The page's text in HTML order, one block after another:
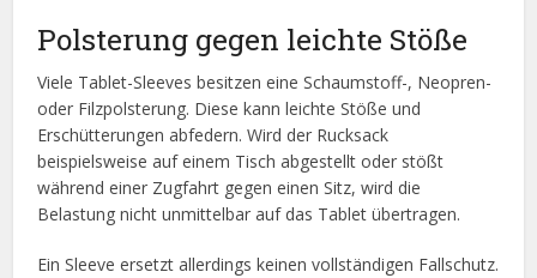
Polsterung gegen leichte Stöße
Viele Tablet-Sleeves besitzen eine Schaumstoff-, Neopren-
oder Filzpolsterung. Diese kann leichte Stöße und
Erschütterungen abfedern. Wird der Rucksack
beispielsweise auf einem Tisch abgestellt oder stößt
während einer Zugfahrt gegen einen Sitz, wird die
Belastung nicht unmittelbar auf das Tablet übertragen.
Ein Sleeve ersetzt allerdings keinen vollständigen Fallschutz.